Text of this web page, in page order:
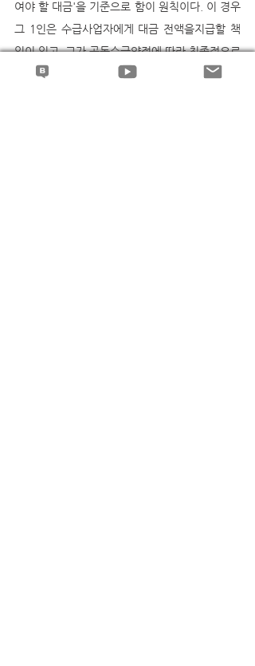
여야 할 대금'을 기준으로 함이 원칙이다. 이 경우
그 1인은 수급사업자에게 대금 전액을지급할 책
임이 있고, 그가 공동수급약정에 따라 최종적으로
부담하게 될 내부적 채무 비율은 공동수급체의 내